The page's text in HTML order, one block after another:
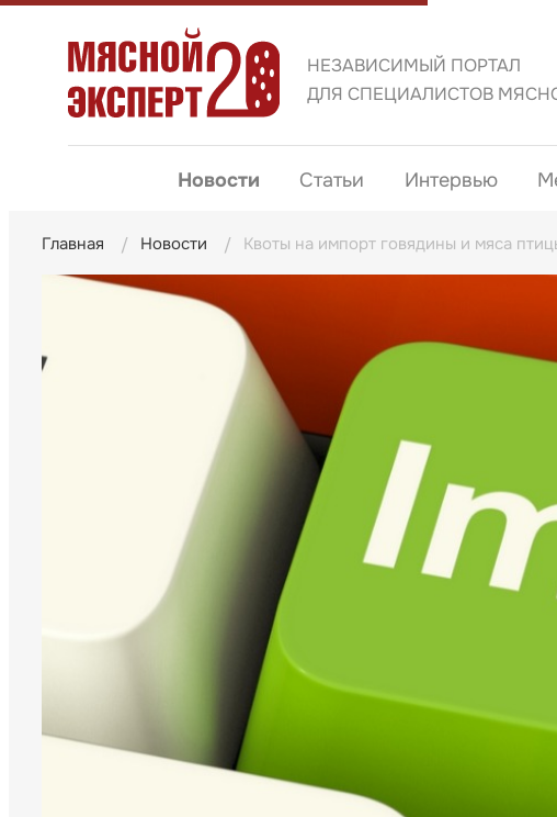
НЕЗАВИСИМЫЙ ПОРТАЛ
ДЛЯ СПЕЦИАЛИСТОВ
Новости Статьи Интервью
Главная Новости Квоты на импорт говядины и мяса